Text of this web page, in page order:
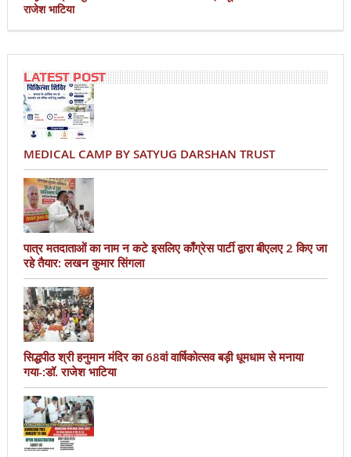
राजेश भाटिया
LATEST POST
MEDICAL CAMP BY SATYUG DARSHAN TRUST
पात्र मतदाताओं का नाम न कटे इसलिए काँग्रेस पार्टी द्वारा बीएलए 2 किए जा
रहे तैयार: लखन कुमार सिंगला
सिद्धपीठ श्री हनुमान मंदिर का 68वां वार्षिकोत्सव बड़ी धूमधाम से मनाया
गया-:डॉ. राजेश भाटिया